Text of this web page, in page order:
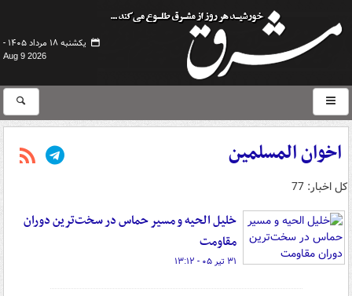
یکشنبه ۱۸ مرداد ۱۴۰۵ -
Aug 9 2026
اخوان المسلمین
کل اخبار: 77
خلیل الحیه و مسیر حماس در سخت‌ترین دوران
مقاومت
۳۱ تیر ۰۵ - ۱۳:۱۲